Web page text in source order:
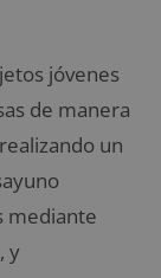
jóvenes
de manera
un
mediante
y